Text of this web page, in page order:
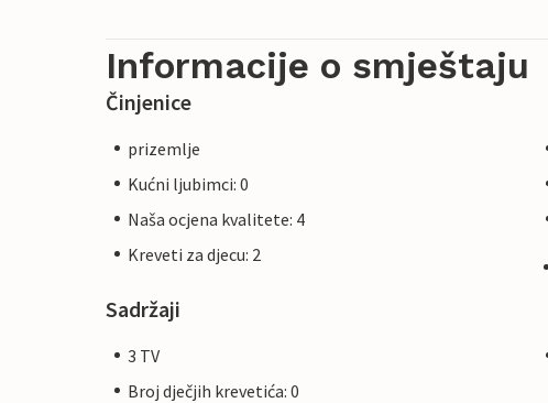
Informacije o smještaju
Činjenice
prizemlje
Kućni ljubimci: 0
Naša ocjena kvalitete: 4
Kreveti za djecu: 2
Sadržaji
3 TV
Broj dječjih krevetića: 0